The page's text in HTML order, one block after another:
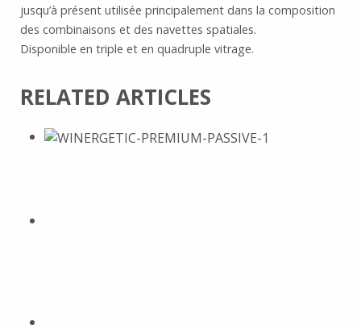
jusqu’à présent utilisée principalement dans la composition
des combinaisons et des navettes spatiales.
Disponible en triple et en quadruple vitrage.
RELATED ARTICLES